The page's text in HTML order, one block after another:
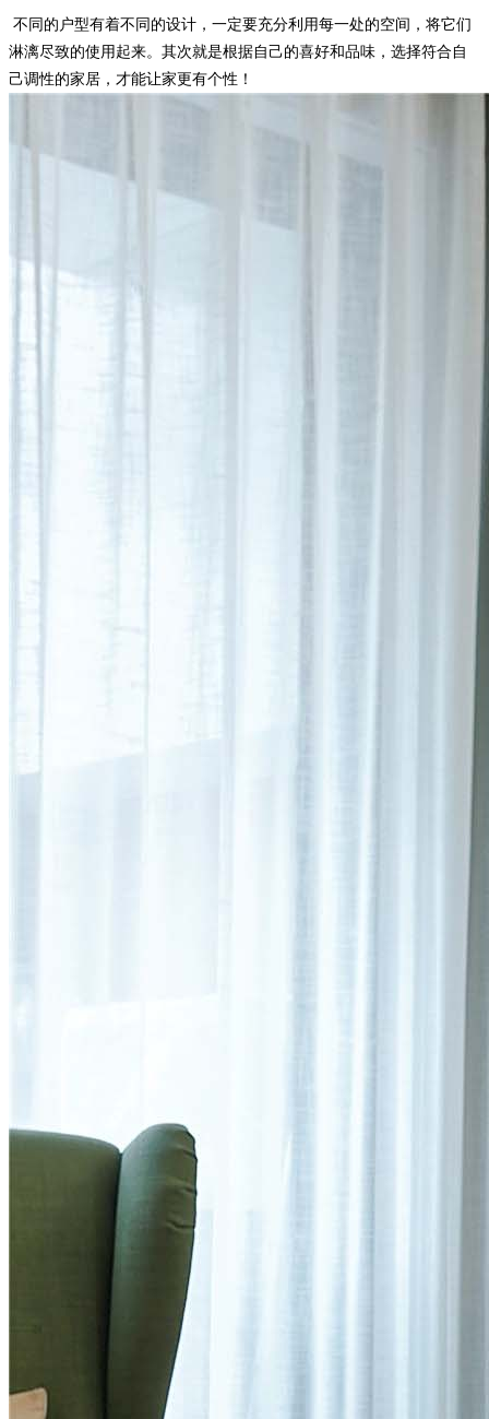
不同的户型有着不同的设计，一定要充分利用每一处的空间，将它们
淋漓尽致的使用起来。其次就是根据自己的喜好和品味，选择符合自
己调性的家居，才能让家更有个性！